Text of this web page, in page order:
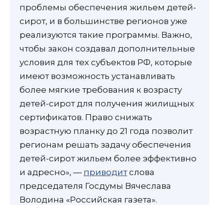
проблемы обеспечения жильем детей-
сирот, и в большинстве регионов уже
реализуются такие программы. Важно,
чтобы закон создавал дополнительные
условия для тех субъектов РФ, которые
имеют возможность устанавливать
более мягкие требования к возрасту
детей-сирот для получения жилищных
сертификатов. Право снижать
возрастную планку до 21 года позволит
регионам решать задачу обеспечения
детей-сирот жильем более эффективно
и адресно», — приводитслова
председателя Госдумы Вячеслава
Володина «Российская газета».